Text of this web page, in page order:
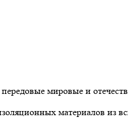
мировые и
материалов из